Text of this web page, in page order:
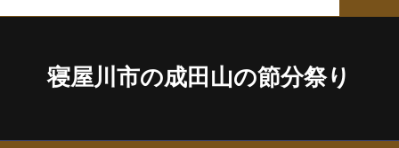
寝屋川市の成田山の節分祭り